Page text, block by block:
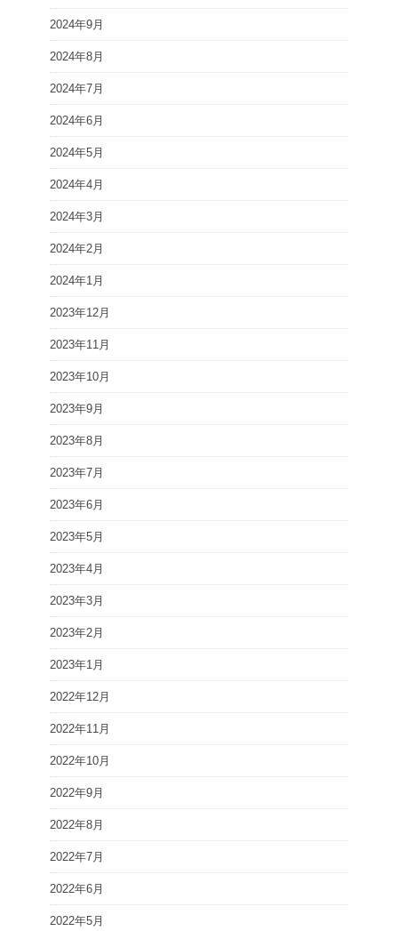
2024年9月
2024年8月
2024年7月
2024年6月
2024年5月
2024年4月
2024年3月
2024年2月
2024年1月
2023年12月
2023年11月
2023年10月
2023年9月
2023年8月
2023年7月
2023年6月
2023年5月
2023年4月
2023年3月
2023年2月
2023年1月
2022年12月
2022年11月
2022年10月
2022年9月
2022年8月
2022年7月
2022年6月
2022年5月